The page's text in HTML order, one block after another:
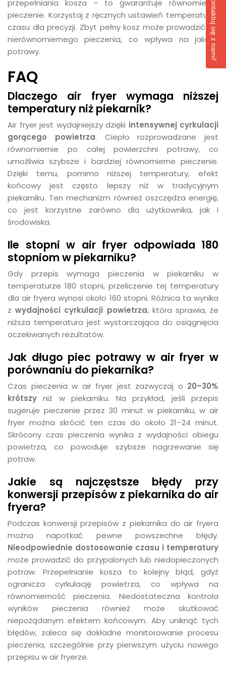
przepełniania kosza – to gwarantuje równomierne
pieczenie. Korzystaj z ręcznych ustawień temperatury i
czasu dla precyzji. Zbyt pełny kosz może prowadzić do
nierównomiernego pieczenia, co wpływa na jakość
potrawy.
FAQ
Dlaczego air fryer wymaga niższej
temperatury niż piekarnik?
Air fryer jest wydajniejszy dzięki intensywnej cyrkulacji
gorącego powietrza. Ciepło rozprowadzane jest
równomiernie po całej powierzchni potrawy, co
umożliwia szybsze i bardziej równomierne pieczenie.
Dzięki temu, pomimo niższej temperatury, efekt
końcowy jest często lepszy niż w tradycyjnym
piekarniku. Ten mechanizm również oszczędza energię,
co jest korzystne zarówno dla użytkownika, jak i
środowiska.
Ile stopni w air fryer odpowiada 180
stopniom w piekarniku?
Gdy przepis wymaga pieczenia w piekarniku w
temperaturze 180 stopni, przeliczenie tej temperatury
dla air fryera wynosi około 160 stopni. Różnica ta wynika
zwydajności cyrkulacji powietrza, która sprawia, że
niższa temperatura jest wystarczająca do osiągnięcia
oczekiwanych rezultatów.
Jak długo piec potrawy w air fryer w
porównaniu do piekarnika?
Czas pieczenia w air fryer jest zazwyczaj o 20–30%
krótszy niż w piekarniku. Na przykład, jeśli przepis
sugeruje pieczenie przez 30 minut w piekarniku, w air
fryer można skrócić ten czas do około 21–24 minut.
Skrócony czas pieczenia wynika z wydajności obiegu
powietrza, co powoduje szybsze nagrzewanie się
potraw.
Jakie są najczęstsze błędy przy
konwersji przepisów z piekarnika do air
fryera?
Podczas konwersji przepisów z piekarnika do air fryera
można napotkać pewne powszechne błędy.
Nieodpowiednie dostosowanie czasu i temperatury
może prowadzić do przypalonych lub niedopieczonych
potraw. Przepełnianie kosza to kolejny błąd, gdyż
ogranicza cyrkulację powietrza, co wpływa na
równomierność pieczenia. Niedostateczna kontrola
wyników pieczenia również może skutkować
niepożądanym efektem końcowym. Aby uniknąć tych
błędów, zaleca się dokładne monitorowanie procesu
pieczenia, szczególnie przy pierwszym użyciu nowego
przepisu w air fryerze.
Skontaktuj się z nami!